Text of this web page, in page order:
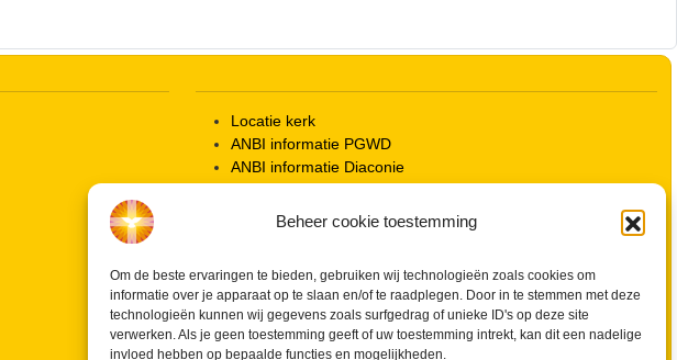
Beheer cookie toestemming
Om de beste ervaringen te bieden, gebruiken wij technologieën zoals cookies om
informatie over je apparaat op te slaan en/of te raadplegen. Door in te stemmen met deze
technologieën kunnen wij gegevens zoals surfgedrag of unieke ID's op deze site
verwerken. Als je geen toestemming geeft of uw toestemming intrekt, kan dit een nadelige
invloed hebben op bepaalde functies en mogelijkheden.
Locatie kerk
ANBI informatie PGWD
ANBI informatie Diaconie
Info Kerkelijke gebouwen / koster
Redactiestatuut voor kerkblad en website
Privacy
Streaming Protocol
Cookiebeleid (EU)
Zoeken